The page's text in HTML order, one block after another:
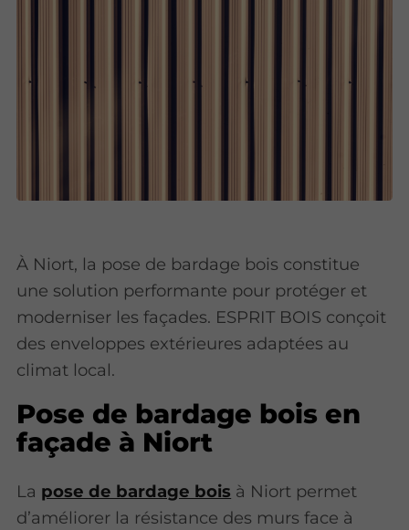
À Niort, la pose de bardage bois constitue
une solution performante pour protéger et
moderniser les façades. ESPRIT BOIS conçoit
des enveloppes extérieures adaptées au
climat local.
Pose de bardage bois en
façade à Niort
La pose de bardage bois à Niort permet
d’améliorer la résistance des murs face à